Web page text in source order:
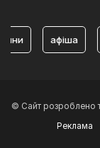
афіша
© Сайт розроблено
Реклама